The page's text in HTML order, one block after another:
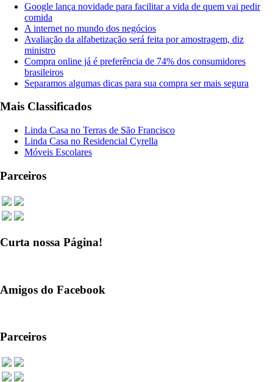
Google lança novidade para facilitar a vida de quem vai pedir
comida
A internet no mundo dos negócios
Avaliação da alfabetização será feita por amostragem, diz
ministro
Compra online já é preferência de 74% dos consumidores
brasileiros
Separamos algumas dicas para sua compra ser mais segura
Mais Classificados
Linda Casa no Terras de São Francisco
Linda Casa no Residencial Cyrella
Móveis Escolares
Parceiros
Curta nossa Página!
Amigos do Facebook
Parceiros